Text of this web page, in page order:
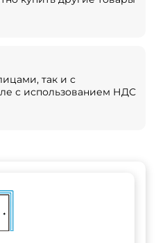
так и с
с использованием НДС